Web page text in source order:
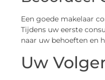
Een goede makelaar
Tijdens uw eerste
naar uw behoeften en
Uw